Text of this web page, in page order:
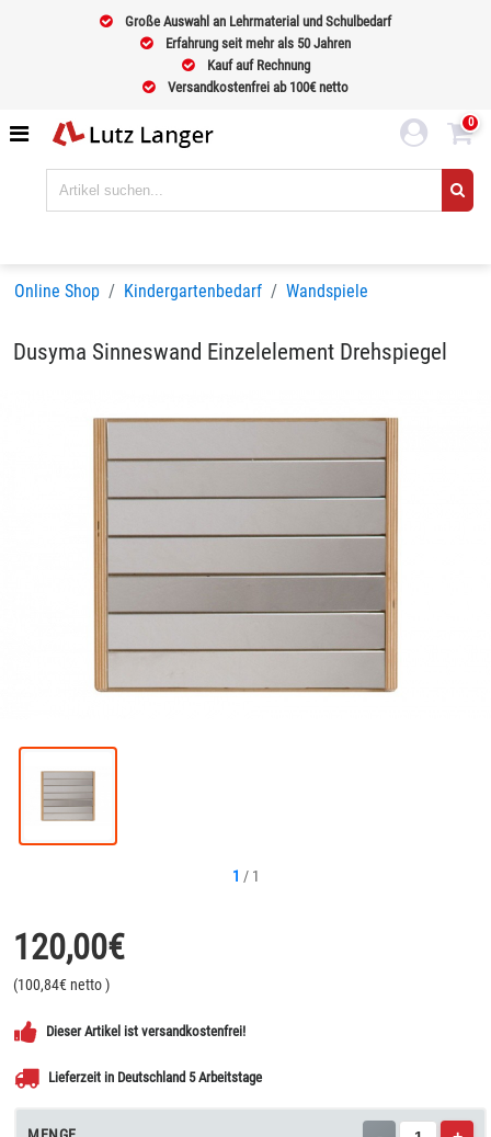
Große Auswahl an Lehrmaterial und Schulbedarf
Erfahrung seit mehr als 50 Jahren
Kauf auf Rechnung
Versandkostenfrei ab 100€ netto
0
Online Shop Kindergartenbedarf Wandspiele
Dusyma Sinneswand Einzelelement Drehspiegel
1 / 1
120,00€
(100,84€ netto)
Dieser Artikel ist versandkostenfrei!
Lieferzeit in Deutschland 5 Arbeitstage